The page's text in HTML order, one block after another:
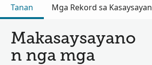
Tanan
Mga Rekord sa Kasaysayan
Makasaysayano
n nga mga